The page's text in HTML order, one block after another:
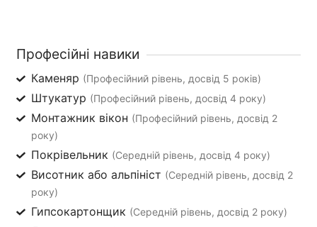
Професійні навики
Каменяр (Професійний рівень, досвід 5 років)
Штукатур (Професійний рівень, досвід 4 року)
Монтажник вікон (Професійний рівень, досвід 2
року)
Покрівельник (Середній рівень, досвід 4 року)
Висотник або альпініст (Середній рівень, досвід 2
року)
Гипсокартонщик (Середній рівень, досвід 2 року)